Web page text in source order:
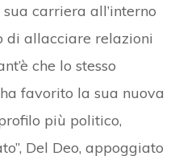
carriera all’interno
di allacciare relazioni
che lo stesso
favorito la sua nuova
più politico,
Del Deo, appoggiato